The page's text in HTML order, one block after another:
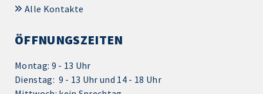
Alle Kontakte
ÖFFNUNGSZEITEN
Montag: 9 - 13 Uhr
Dienstag: 9 - 13 Uhr und 14 - 18 Uhr